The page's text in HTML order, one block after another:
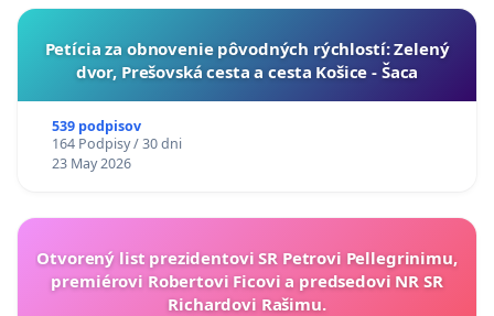
​Petícia za obnovenie pôvodných rýchlostí: Zelený
dvor, Prešovská cesta a cesta Košice - Šaca
539 podpisov
164 Podpisy / 30 dni
23 May 2026
Otvorený list prezidentovi SR Petrovi Pellegrinimu,
premiérovi Robertovi Ficovi a predsedovi NR SR
Richardovi Rašimu.